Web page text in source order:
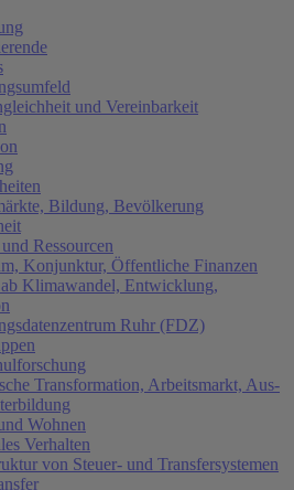
und Vereinbarkeit
Bildung, Bevölkerung
Ressourcen
Konjunktur, Öffentliche Finanzen
Klimawandel, Entwicklung,
Ruhr (FDZ)
Transformation, Arbeitsmarkt, Aus-
Wohnen
Verhalten
von Steuer- und Transfersystemen